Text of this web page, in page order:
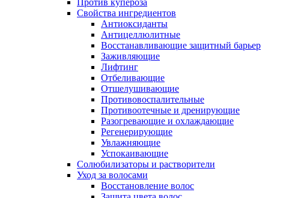
Свойства ингредиентов
Антиоксиданты
Антицеллюлитные
Восстанавливающие защитный барьер
Заживляющие
Лифтинг
Отбеливающие
Отшелушивающие
Противовоспалительные
Противоотечные и дренирующие
Разогревающие и охлаждающие
Регенерирующие
Увлажняющие
Успокаивающие
Солюбилизаторы и растворители
Уход за волосами
Восстановление волос